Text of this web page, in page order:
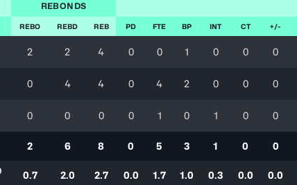
REBONDS
REBO REBD REB PD FTE BP INT CT +/-
2 2 4 0 0 1 0 0 0
0 4 4 0 4 2 0 0 0
0 0 0 0 1 0 1 0 0
2 6 8 0 5 3 1 0 0
0.7 2.0 2.7 0.0 1.7 1.0 0.3 0.0 0.0